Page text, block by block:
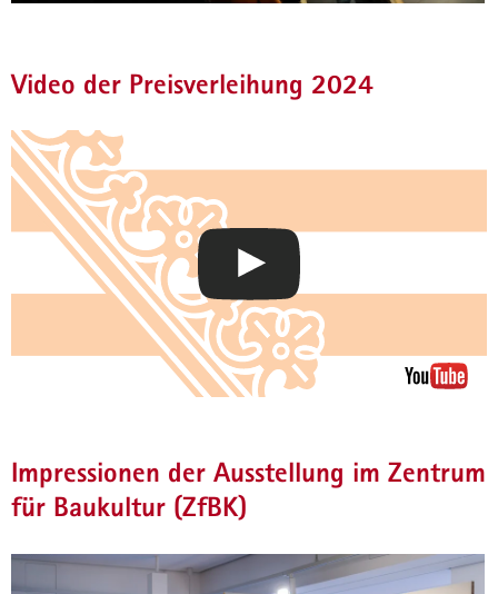
(© André Wirsig)
Staatsminister Thomas Schmidt bei der
Preisverleihung des Staatspreises für
Baukultur 2024
Video der Preisverleihung 2024
Impressionen der Ausstellung im Zentrum
für Baukultur (ZfBK)